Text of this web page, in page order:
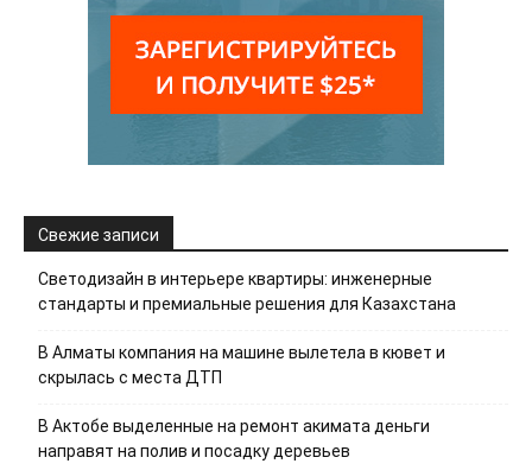
Свежие записи
Светодизайн в интерьере квартиры: инженерные
стандарты и премиальные решения для Казахстана
В Алматы компания на машине вылетела в кювет и
скрылась с места ДТП
В Актобе выделенные на ремонт акимата деньги
направят на полив и посадку деревьев